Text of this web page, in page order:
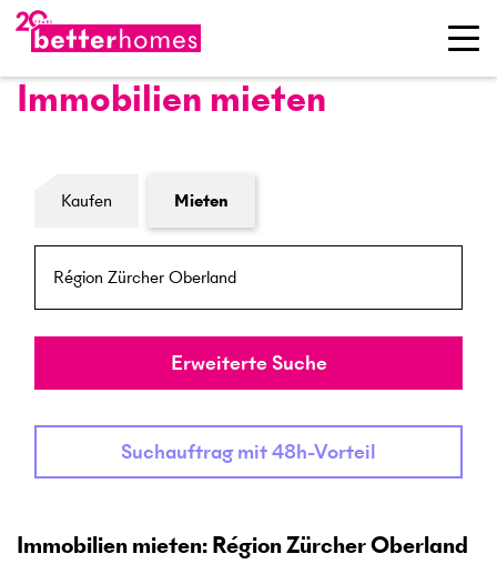
Immobilien mieten
Formular Immobiliensuche
Kaufen Mieten
Umkreis
Erweiterte Suche
Suchauftrag mit 48h-Vorteil
Immobilien mieten: Région Zürcher Oberland